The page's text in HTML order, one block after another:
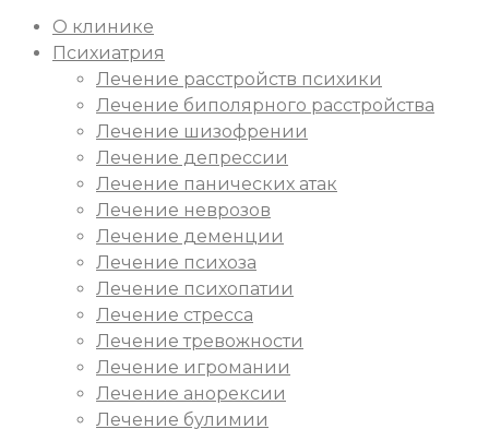
О клинике
Психиатрия
Лечение расстройств психики
Лечение биполярного расстройства
Лечение шизофрении
Лечение депрессии
Лечение панических атак
Лечение неврозов
Лечение деменции
Лечение психоза
Лечение психопатии
Лечение стресса
Лечение тревожности
Лечение игромании
Лечение анорексии
Лечение булимии